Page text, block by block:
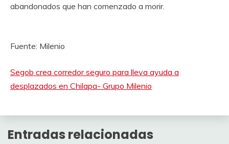
abandonados que han comenzado a morir.
Fuente: Milenio
Segob crea corredor seguro para lleva ayuda a
desplazados en Chilapa- Grupo Milenio
Entradas relacionadas